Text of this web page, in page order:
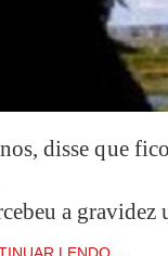
disse que
a gravidez